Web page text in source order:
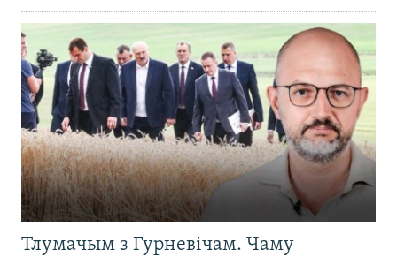
Тлумачым з Гурневічам. Чаму